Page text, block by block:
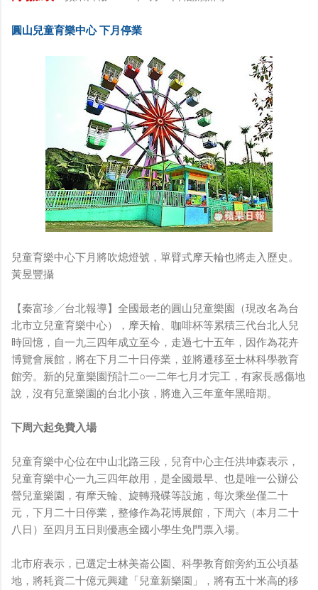
圓山兒童育樂中心 下月停業
兒童育樂中心下月將吹熄燈號，單臂式摩天輪也將走入歷史。
黃昱豐攝
【秦富珍╱台北報導】全國最老的圓山兒童樂園（現改名為台
北市立兒童育樂中心），摩天輪、咖啡杯等累積三代台北人兒
時回憶，自一九三四年成立至今，走過七十五年，因作為花卉
博覽會展館，將在下月二十日停業，並將遷移至士林科學教育
館旁。新的兒童樂園預計二○一二年七月才完工，有家長感傷地
說，沒有兒童樂園的台北小孩，將進入三年童年黑暗期。
下周六起免費入場
兒童育樂中心位在中山北路三段，兒育中心主任洪坤森表示，
兒童育樂中心一九三四年啟用，是全國最早、也是唯一公辦公
營兒童樂園，有摩天輪、旋轉飛碟等設施，每次乘坐僅二十
元，下月二十日停業，整修作為花博展館，下周六（本月二十
八日）至四月五日則優惠全國小學生免門票入場。
北市府表示，已選定士林美崙公園、科學教育館旁約五公頃基
地，將耗資二十億元興建「兒童新樂園」，將有五十米高的移